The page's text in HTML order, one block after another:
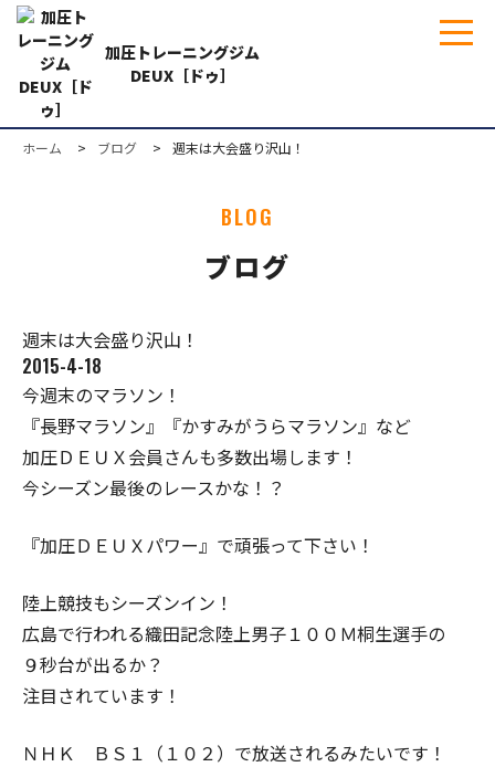
加圧トレーニングジム
DEUX［ドゥ］
ホーム ブログ 週末は大会盛り沢山！
BLOG
ブログ
週末は大会盛り沢山！
2015-4-18
今週末のマラソン！
『長野マラソン』『かすみがうらマラソン』など
加圧ＤＥＵＸ会員さんも多数出場します！
今シーズン最後のレースかな！？
『加圧ＤＥＵＸパワー』で頑張って下さい！
陸上競技もシーズンイン！
広島で行われる織田記念陸上男子１００Ｍ桐生選手の
９秒台が出るか？
注目されています！
ＮＨＫ ＢＳ１（１０２）で放送されるみたいです！